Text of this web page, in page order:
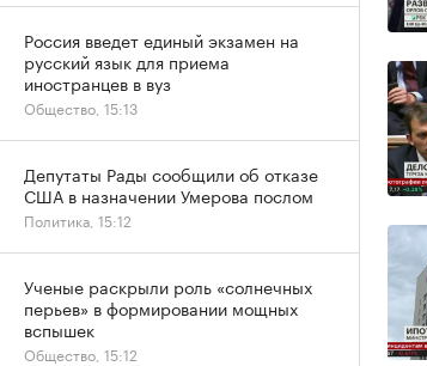
Россия введет единый экзамен на
русский язык для приема
иностранцев в вуз
Общество, 15:13
Депутаты Рады сообщили об отказе
США в назначении Умерова послом
Политика, 15:12
Ученые раскрыли роль «солнечных
перьев» в формировании мощных
вспышек
Общество, 15:12